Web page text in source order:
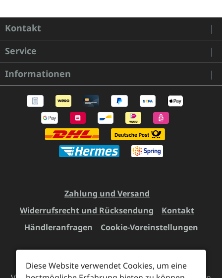
Kontakt
Service
Informationen
Zahlung und Versand
Widerrufsrecht und Rücksendung
Kontakt
Händleranfragen
Cookie-Voreinstellungen
Alle Preise inkl. gesetzl. Mehrwertsteuer zzgl.
Diese Website verwendet Cookies, um eine